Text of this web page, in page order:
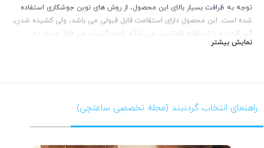
توجه به ظرافت بسیار بالای این محصول، از روش های نوین جوشکاری استفاده
شده است. این محصول دارای استقامت قابل قبولی می باشد، ولی کشیده شدن،
گیر کردن و یا استفاده نامناسب می تواند باعث آسیب غیر قابل جبران به
محصول شود.
نمایش بیشتر
راهنمای انتخاب گردنبند (مجله تخصصی ساعتچی)